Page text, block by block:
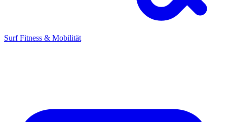
Surf Fitness & Mobilität